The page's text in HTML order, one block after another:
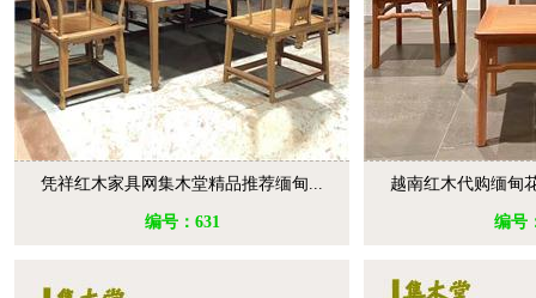
凭祥红木家具网集木堂精品推荐缅甸...
编号：631
越南红木代购缅甸
编号